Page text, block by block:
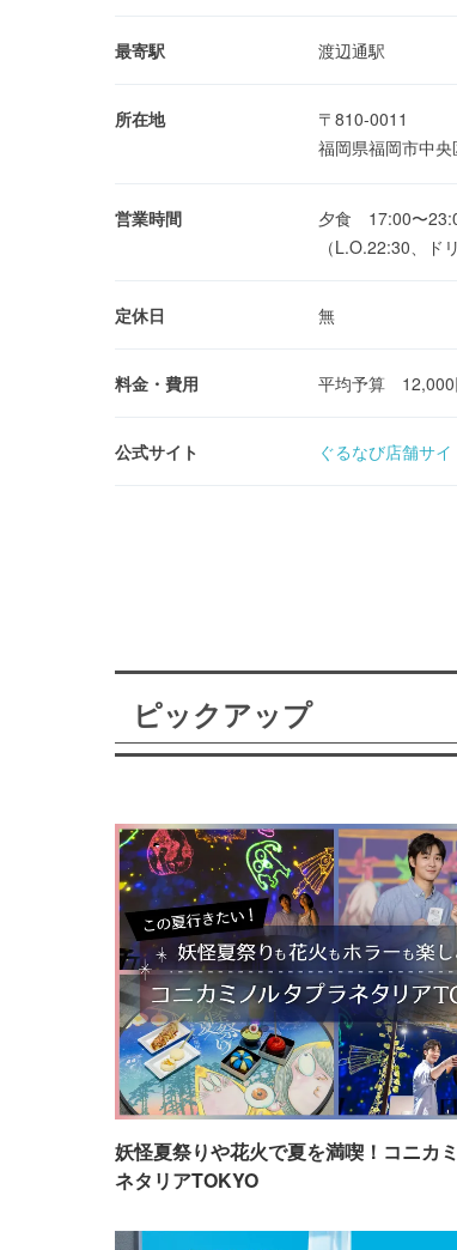
最寄駅 渡辺通駅
所在地
〒810-0011
福岡県福岡市中
営業時間
夕食 17:00〜
（L.O.22:30、ド
定休日 無
料金・費用 平均予算 12,000
公式サイト ぐるなび店舗サイ
ピックアップ
妖怪夏祭りや花火で夏を満喫！コニカ
ネタリアTOKYO